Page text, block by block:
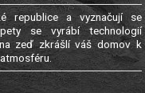
republice a vyznačují se
se vyrábí technologií
zeď zkrášlí váš domov k